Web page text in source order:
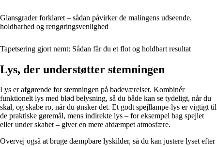
Glansgrader forklaret – sådan påvirker de malingens udseende,
holdbarhed og rengøringsvenlighed
Tapetsering gjort nemt: Sådan får du et flot og holdbart resultat
Lys, der understøtter stemningen
Lys er afgørende for stemningen på badeværelset. Kombinér
funktionelt lys med blød belysning, så du både kan se tydeligt, når du
skal, og skabe ro, når du ønsker det. Et godt spejllampe-lys er vigtigt til
de praktiske gøremål, mens indirekte lys – for eksempel bag spejlet
eller under skabet – giver en mere afdæmpet atmosfære.
Overvej også at bruge dæmpbare lyskilder, så du kan justere lyset efter